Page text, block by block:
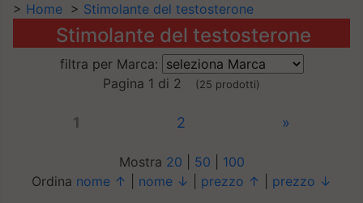
> Home > Stimolante del testosterone
Stimolante del testosterone
filtra per Marca:
Pagina 1 di 2
(25 prodotti)
1 2 »
Mostra 20 50
100
Ordina nome ↑ nome ↓ prezzo ↑ prezzo ↓